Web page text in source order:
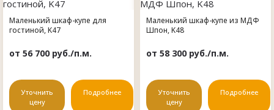
Маленький шкаф-купе для
гостиной, K47
от 56 700 руб./п.м.
Уточнить
цену
Подробнее
Маленький шкаф-купе из МДФ
Шпон, K48
от 58 300 руб./п.м.
Уточнить
цену
Подробнее